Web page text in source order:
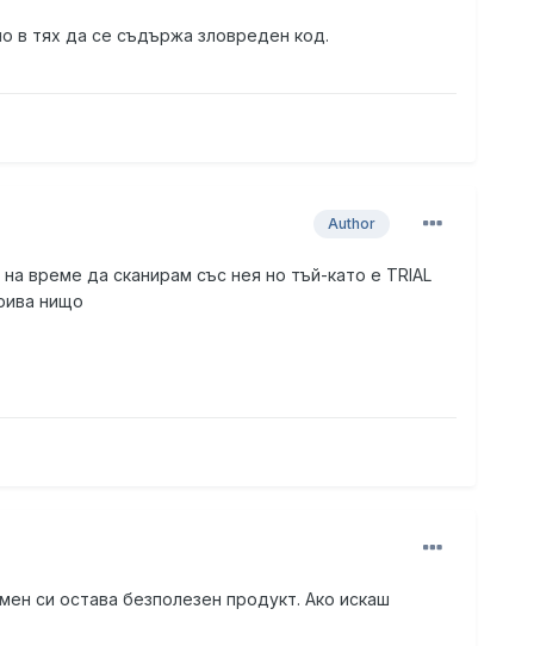
в тях да се съдържа зловреден код.
Author
време да сканирам със нея но тъй-като е TRIAL
нищо
си остава безполезен продукт. Ако искаш